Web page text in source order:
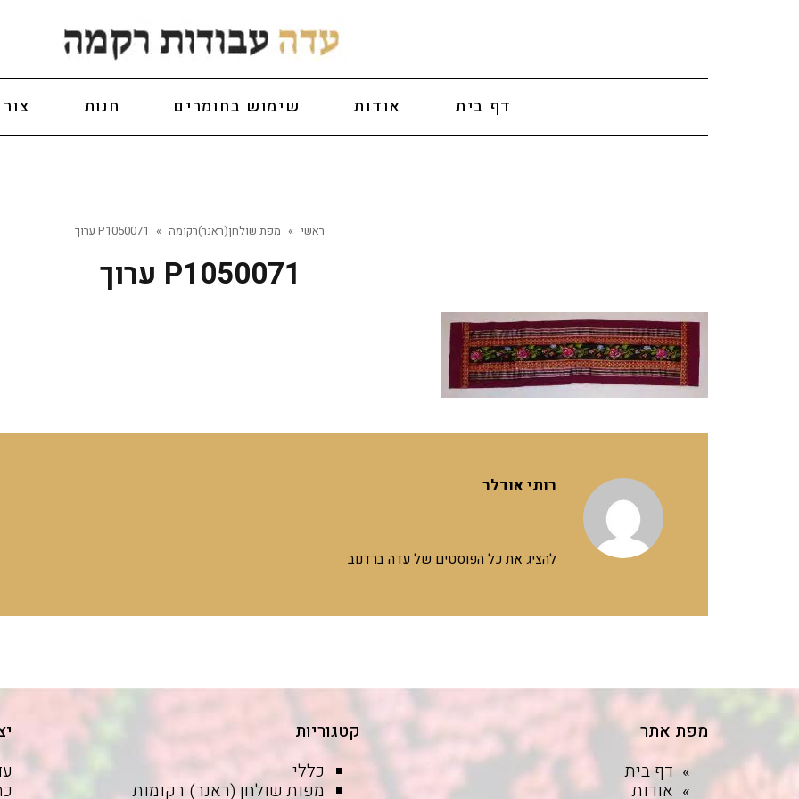
דף בית אודות שימוש בחומרים חנות
ראשי » מפת שולחן(ראנר)רקומה » P1050071 ערוך
P1050071 ערוך
רותי אודלר
להציג את כל הפוסטים של עדה ברדנוב
מפת אתר
דף בית
אודות
קטגוריות
כללי
מפות שולחן (ראנר) רקומות